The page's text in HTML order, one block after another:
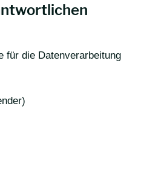
für die Datenverarbeitung